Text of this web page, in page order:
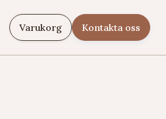
Varukorg Kontakta oss